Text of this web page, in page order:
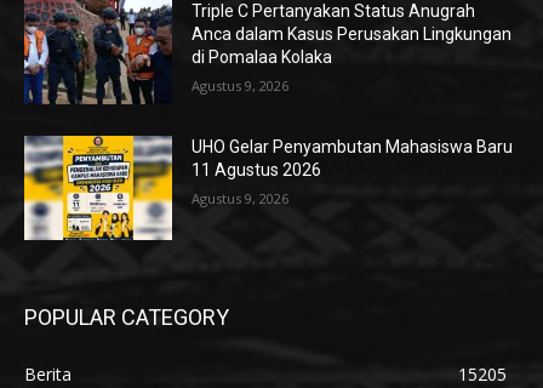
Triple C Pertanyakan Status Anugrah
Anca dalam Kasus Perusakan Lingkungan
di Pomalaa Kolaka
Agustus 9, 2026
UHO Gelar Penyambutan Mahasiswa Baru
11 Agustus 2026
Agustus 9, 2026
POPULAR CATEGORY
Berita
15205